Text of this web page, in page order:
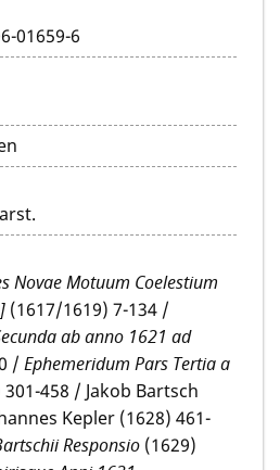
01659-6
Novae Motuum Coelestium
(1617/1619) 7-134 /
ab anno 1621 ad
/ Ephemeridum Pars Tertia a
301-458 / Jakob Bartsch
Kepler (1628) 461-
Responsio (1629)